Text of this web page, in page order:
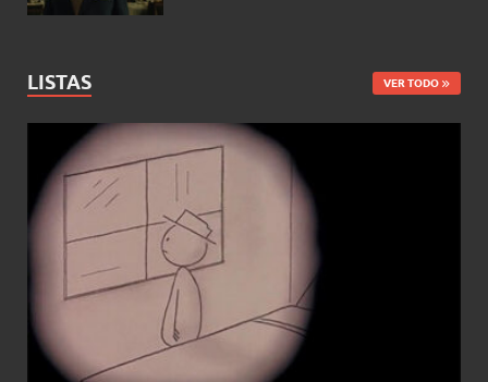
LISTAS VER TODO